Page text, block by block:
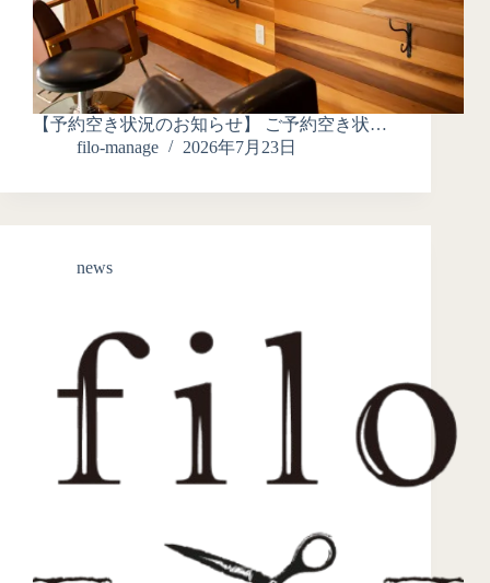
【予約空き状況のお知らせ】 ご予約空き状…
filo-manage
2026年7月23日
news